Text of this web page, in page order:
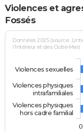
Violences et
Fossés
Données 2025 (source :
l'Intérieur et des Outre-Mer)
Violences sexuelles
Violences physiques
intrafamiliales
Violences physiques
hors cadre familial
0